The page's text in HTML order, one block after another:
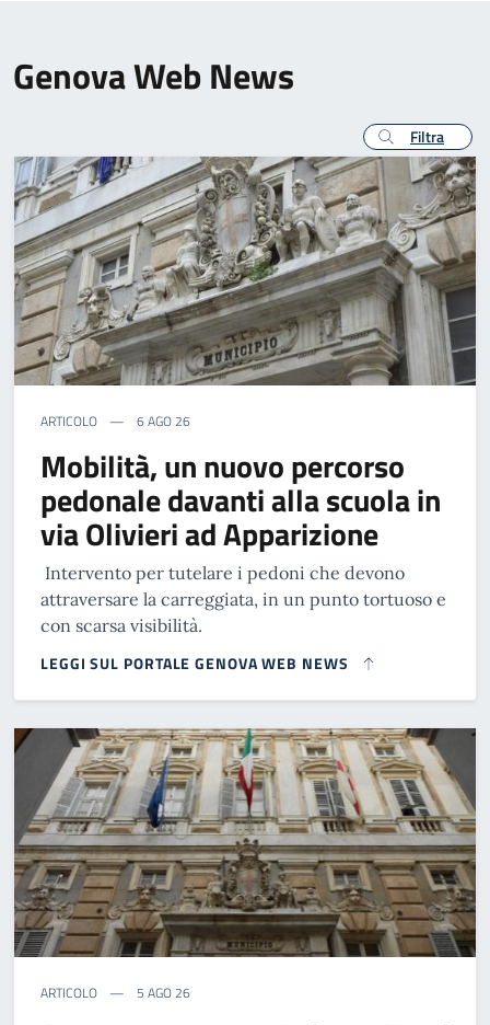
Genova Web News
Filtra
ARTICOLO 6 AGO 26
Mobilità, un nuovo percorso
pedonale davanti alla scuola in
via Olivieri ad Apparizione
Intervento per tutelare i pedoni che devono
attraversare la carreggiata, in un punto tortuoso e
con scarsa visibilità.
LEGGI SUL PORTALE GENOVA WEB NEWS
ARTICOLO 5 AGO 26